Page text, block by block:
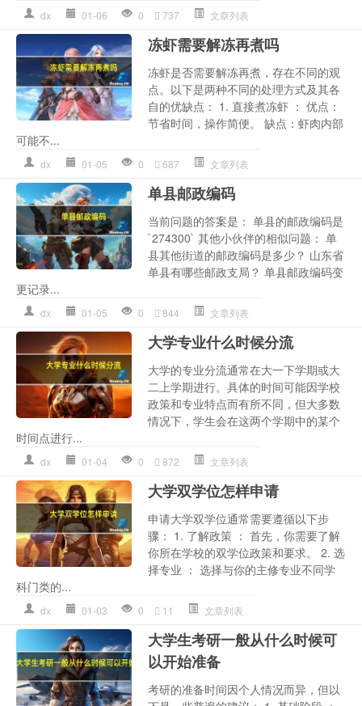
dx 01-06 0 737 文章列表
冻虾需要解冻再煮吗
冻虾是否需要解冻再煮，存在不同的观
点。以下是两种不同的处理方式及其各
自的优缺点： 1. 直接煮冻虾 ： 优点：
节省时间，操作简便。 缺点：虾肉内部
可能不...
dx 01-05 0 687 文章列表
单县邮政编码
当前问题的答案是： 单县的邮政编码是
`274300` 其他小伙伴的相似问题： 单
县其他街道的邮政编码是多少？ 山东省
单县有哪些邮政支局？ 单县邮政编码变
更记录...
dx 01-05 0 844 文章列表
大学专业什么时候分流
大学的专业分流通常在大一下学期或大
二上学期进行。具体的时间可能因学校
政策和专业特点而有所不同，但大多数
情况下，学生会在这两个学期中的某个
时间点进行...
dx 01-04 0 872 文章列表
大学双学位怎样申请
申请大学双学位通常需要遵循以下步
骤： 1. 了解政策 ： 首先，你需要了解
你所在学校的双学位政策和要求。 2. 选
择专业 ： 选择与你的主修专业不同学
科门类的...
dx 01-03 0 11 文章列表
大学生考研一般从什么时候可
以开始准备
考研的准备时间因个人情况而异，但以